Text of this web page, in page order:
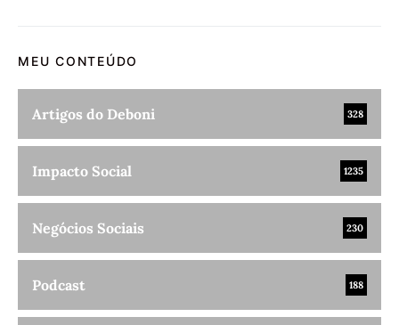
MEU CONTEÚDO
Artigos do Deboni 328
Impacto Social 1235
Negócios Sociais 230
Podcast 188